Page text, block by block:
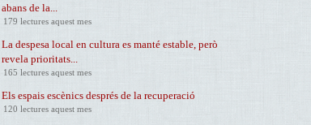
abans de la...
179 lectures aquest mes
La despesa local en cultura es manté estable, però
revela prioritats...
165 lectures aquest mes
Els espais escènics després de la recuperació
120 lectures aquest mes